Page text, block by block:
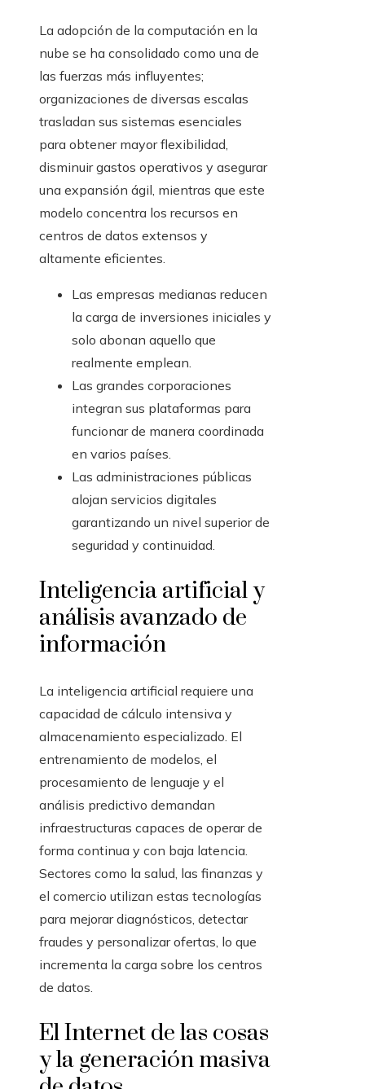
La adopción de la computación en la
nube se ha consolidado como una de
las fuerzas más influyentes;
organizaciones de diversas escalas
trasladan sus sistemas esenciales
para obtener mayor flexibilidad,
disminuir gastos operativos y asegurar
una expansión ágil, mientras que este
modelo concentra los recursos en
centros de datos extensos y
altamente eficientes.
Las empresas medianas reducen
la carga de inversiones iniciales y
solo abonan aquello que
realmente emplean.
Las grandes corporaciones
integran sus plataformas para
funcionar de manera coordinada
en varios países.
Las administraciones públicas
alojan servicios digitales
garantizando un nivel superior de
seguridad y continuidad.
Inteligencia artificial y
análisis avanzado de
información
La inteligencia artificial requiere una
capacidad de cálculo intensiva y
almacenamiento especializado. El
entrenamiento de modelos, el
procesamiento de lenguaje y el
análisis predictivo demandan
infraestructuras capaces de operar de
forma continua y con baja latencia.
Sectores como la salud, las finanzas y
el comercio utilizan estas tecnologías
para mejorar diagnósticos, detectar
fraudes y personalizar ofertas, lo que
incrementa la carga sobre los centros
de datos.
El Internet de las cosas
y la generación masiva